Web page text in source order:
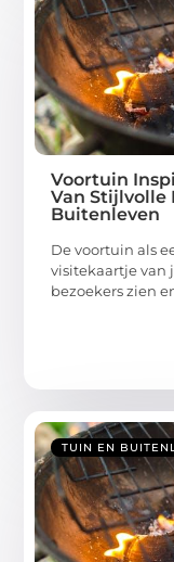
Voortuin
Van Stijlvolle
Buitenleven
De voortuin als
visitekaartje van
bezoekers zien
TUIN EN